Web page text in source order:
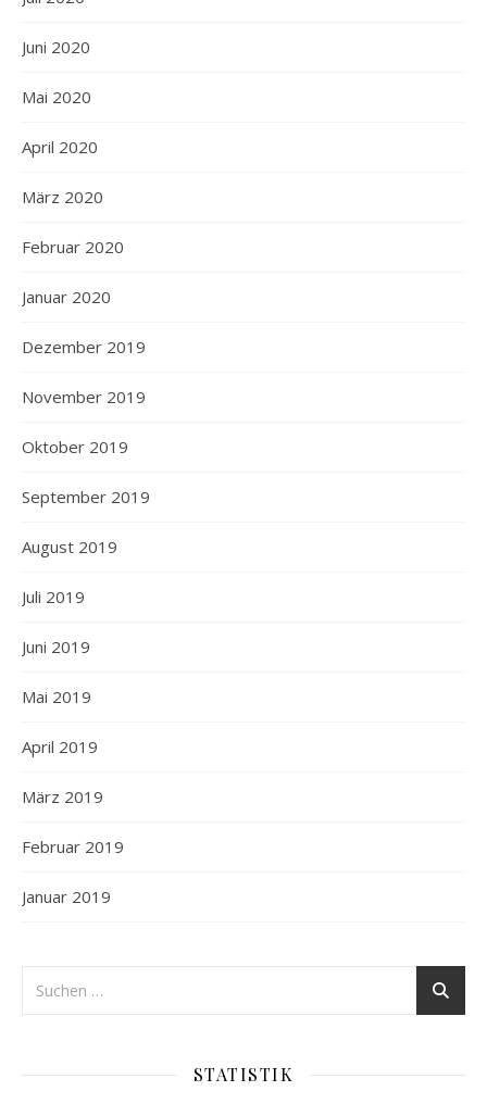
Juni 2020
Mai 2020
April 2020
März 2020
Februar 2020
Januar 2020
Dezember 2019
November 2019
Oktober 2019
September 2019
August 2019
Juli 2019
Juni 2019
Mai 2019
April 2019
März 2019
Februar 2019
Januar 2019
STATISTIK